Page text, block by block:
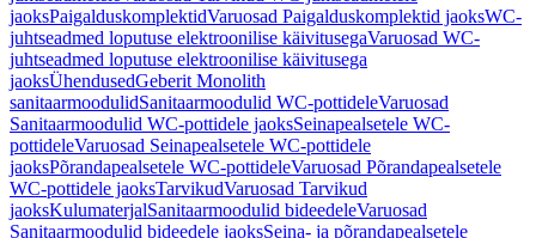
jaoksPaigalduskomplektidVaruosad Paigalduskomplektid jaoksWC-
juhtseadmed loputuse elektroonilise käivitusegaVaruosad WC-
juhtseadmed loputuse elektroonilise käivitusega
jaoksÜhendusedGeberit Monolith
sanitaarmoodulidSanitaarmoodulid WC-pottideleVaruosad
Sanitaarmoodulid WC-pottidele jaoksSeinapealsetele WC-
pottideleVaruosad Seinapealsetele WC-pottidele
jaoksPõrandapealsetele WC-pottideleVaruosad Põrandapealsetele
WC-pottidele jaoksTarvikudVaruosad Tarvikud
jaoksKulumaterjalSanitaarmoodulid bideedeleVaruosad
Sanitaarmoodulid bideedele jaoksSeina- ja põrandapealsetele